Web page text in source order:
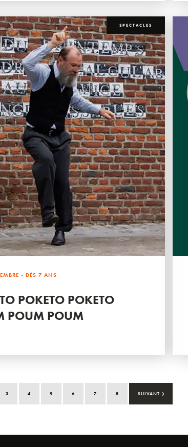
SPECTACLES
- DÈS 7 ANS
POKETO POKETO
POUM POUM
3 4 5 6 7 8 SUIVANT ›